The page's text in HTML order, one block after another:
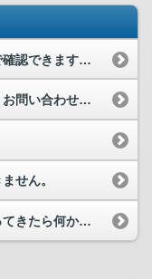
問い合わせした内容とその回答はどこで確認できますか。
マイナポータルのお問い合わせ機能よりお問い合わせを行いましたが、回答時期の目安はどれくらいですか。
せん。
ログイン後に行ったお問い合わせが返ってきたら何かアラートや通知はありますか。